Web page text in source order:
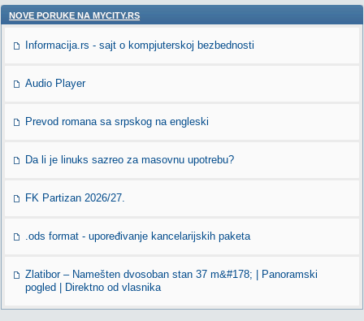
NOVE PORUKE NA MYCITY.RS
Informacija.rs - sajt o kompjuterskoj bezbednosti
Audio Player
Prevod romana sa srpskog na engleski
Da li je linuks sazreo za masovnu upotrebu?
FK Partizan 2026/27.
.ods format - upoređivanje kancelarijskih paketa
Zlatibor – Namešten dvosoban stan 37 m&#178; | Panoramski
pogled | Direktno od vlasnika